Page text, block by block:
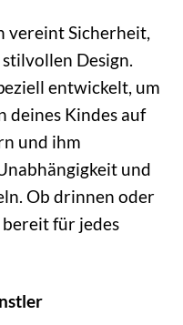
vereint Sicherheit,
Design.
entwickelt, um
deines Kindes auf
und ihm
und
Ob drinnen oder
bereit für jedes